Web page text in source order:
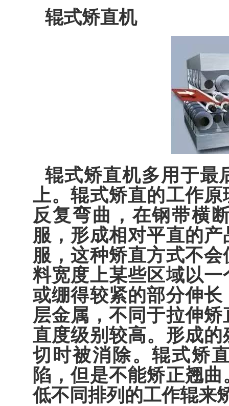
辊式矫直机
辊式矫直机多用于最
上。辊式矫直的工作
反复弯曲，在钢带横
服，形成相对平直的
服，这种矫直方式不
料宽度上某些区域以
或绷得较紧的部分伸
层金属，不同于拉伸
直度级别较高。形成
切时被消除。辊式矫
陷，但是不能矫正翘
低不同排列的工作辊来